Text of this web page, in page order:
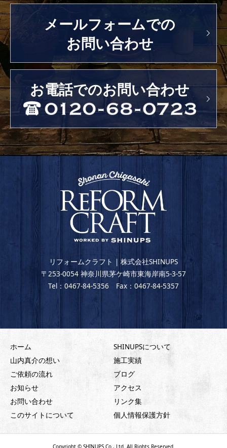
メールフォームでの
お問い合わせ
お電話でのお問い合わせ
リフォームクラフト | 株式会社SHINUPS
〒253-0054 神奈川県茅ケ崎市東海岸南5-3-57
Tel：0467-84-5356 Fax：0467-84-5357
ホーム
SHINUPSについて
山内真介の想い
施工実績
ご依頼の流れ
ブログ
お知らせ
アクセス
お問い合わせ
リンク集
このサイトについて
個人情報保護方針